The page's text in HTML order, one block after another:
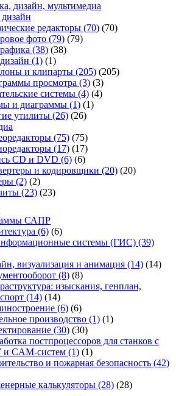
дизайн, мультимедиа
редакторы (70) (70)
фото (79) (79)
(38) (38)
(1) (1)
и клипарты (205) (205)
просмотра (3) (3)
системы (4) (4)
и диаграммы (1) (1)
утилиты (26) (26)
(75) (75)
(17) (17)
CD и DVD (6) (6)
и кодировщики (20) (20)
(2) (2)
(23) (23)
САПР
(6) (6)
системы (ГИС) (39)
визуализация и анимация (14) (14)
(8) (8)
изыскания, генплан,
(14) (14)
(6) (6)
производство (1) (1)
(30) (30)
постпроцессоров для станков с
CAM-систем (1) (1)
и пожарная безопасность (42)
калькуляторы (28) (28)